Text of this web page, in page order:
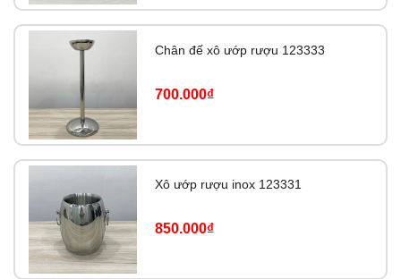
Chân đế xô ướp rượu 123333
700.000₫
Xô ướp rượu inox 123331
850.000₫